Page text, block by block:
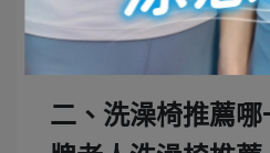
時之需。
二、洗澡椅推薦哪